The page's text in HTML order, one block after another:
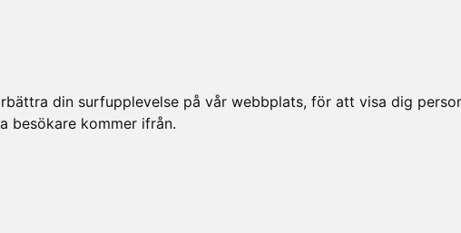
din surfupplevelse på vår webbplats, för att visa dig
besökare kommer ifrån.